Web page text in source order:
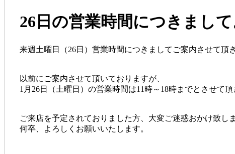
26日の営業時間につきまして
来週土曜日（26日）営業時間につきましてご案内させて頂
以前にご案内させて頂いておりますが、
1月26日（土曜日）の営業時間は11時～18時までとさせて頂
ご来店を予定されておりました方、大変ご迷惑おかけ致し
何卒、よろしくお願いいたします。